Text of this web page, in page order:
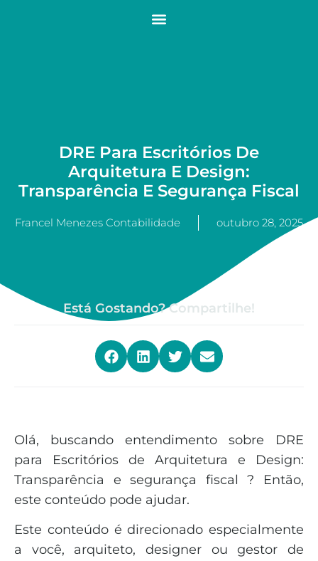
DRE Para Escritórios De
Arquitetura E Design:
Transparência E Segurança Fiscal
Francel Menezes Contabilidade outubro 28, 2025
Está Gostando? Compartilhe!
Olá, buscando entendimento sobre DRE
para Escritórios de Arquitetura e Design:
Transparência e segurança fiscal ? Então,
este conteúdo pode ajudar.
Este conteúdo é direcionado especialmente
a você, arquiteto, designer ou gestor de